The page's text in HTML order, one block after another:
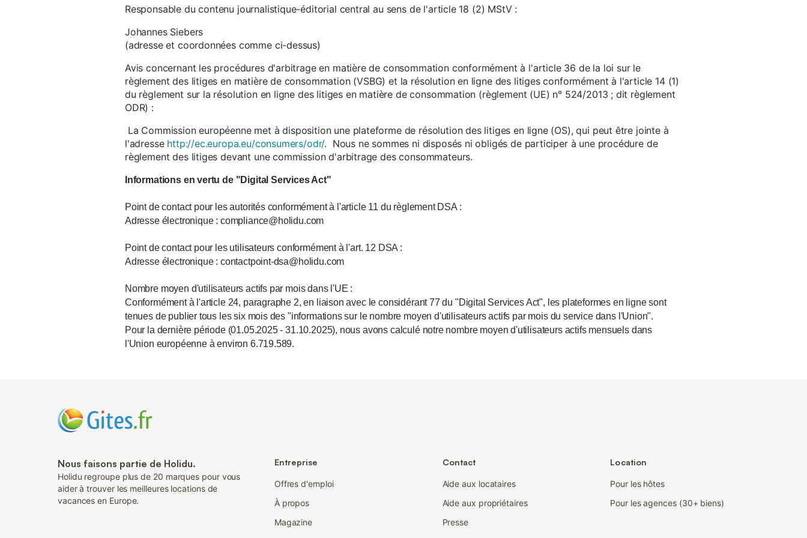
Responsable du contenu journalistique-éditorial central au sens de l'article 18 (2) MStV :
Johannes Siebers
(adresse et coordonnées comme ci-dessus)
Avis concernant les procédures d'arbitrage en matière de consommation conformément à l'article 36 de la loi sur le
règlement des litiges en matière de consommation (VSBG) et la résolution en ligne des litiges conformément à l'article 14 (1)
du règlement sur la résolution en ligne des litiges en matière de consommation (règlement (UE) n° 524/2013 ; dit règlement
ODR) :
La Commission européenne met à disposition une plateforme de résolution des litiges en ligne (OS), qui peut être jointe à
l'adresse http://ec.europa.eu/consumers/odr/. Nous ne sommes ni disposés ni obligés de participer à une procédure de
règlement des litiges devant une commission d'arbitrage des consommateurs.
Informations en vertu de "Digital Services Act"
Point de contact pour les autorités conformément à l'article 11 du règlement DSA :
Adresse électronique : compliance@holidu.com
Point de contact pour les utilisateurs conformément à l'art. 12 DSA :
Adresse électronique : contactpoint-dsa@holidu.com
Nombre moyen d'utilisateurs actifs par mois dans l'UE :
Conformément à l'article 24, paragraphe 2, en liaison avec le considérant 77 du "Digital Services Act", les plateformes en ligne sont
tenues de publier tous les six mois des "informations sur le nombre moyen d'utilisateurs actifs par mois du service dans l'Union".
Pour la dernière période (01.05.2025 - 31.10.2025), nous avons calculé notre nombre moyen d'utilisateurs actifs mensuels dans
l'Union européenne à environ 6.719.589.
Nous faisons partie de Holidu.
Holidu regroupe plus de 20 marques pour vous
aider à trouver les meilleures locations de
vacances en Europe.
Entreprise
Offres d'emploi
À propos
Magazine
Contact
Aide aux locataires
Aide aux propriétaires
Presse
Location
Pour les hôtes
Pour les agences (30+ biens)